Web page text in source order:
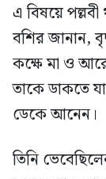
এ বিষয়ে পল্লবী
বশির জানান,
কক্ষে মা ও
তাকে ডাকতে
ডেকে আনেন।
তিনি